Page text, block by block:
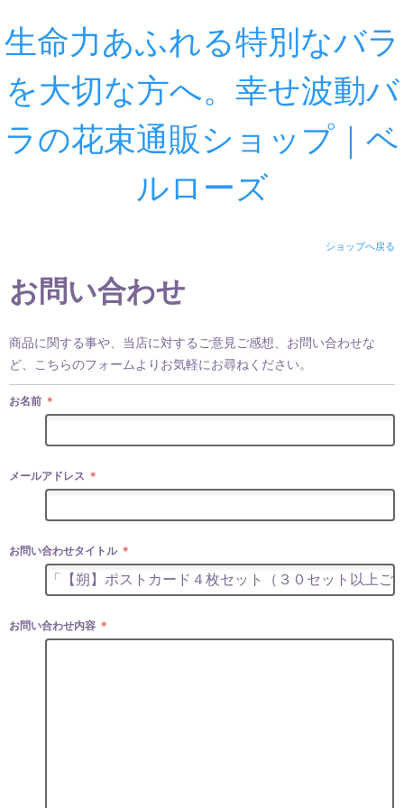
生命力あふれる特別なバラ
を大切な方へ。幸せ波動バ
ラの花束通販ショップ｜ベ
ルローズ
ショップへ戻る
お問い合わせ
商品に関する事や、当店に対するご意見ご感想、お問い合わせな
ど、こちらのフォームよりお気軽にお尋ねください。
お名前 ＊
メールアドレス ＊
お問い合わせタイトル ＊
お問い合わせ内容 ＊